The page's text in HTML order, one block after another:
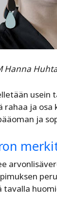
Hanna
usein
ja osa
ja